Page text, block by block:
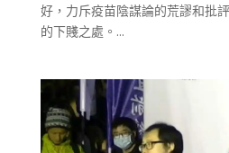
好，力斥疫苗陰謀論的荒謬和批
的下賤之處。...